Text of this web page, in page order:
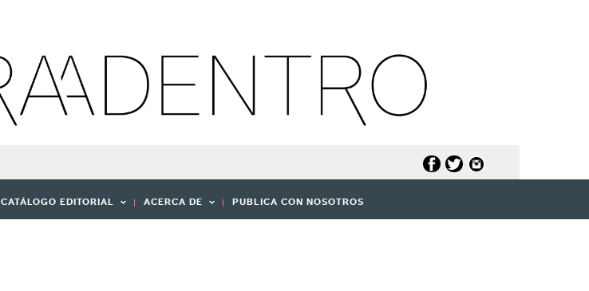
CATÁLOGO EDITORIAL ACERCA DE PUBLICA CON NOSOTROS